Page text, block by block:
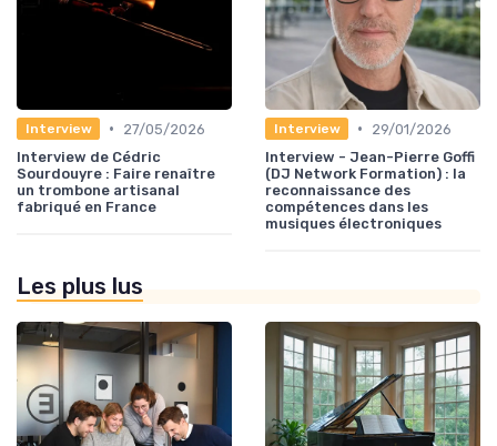
Interview •
27/05/2026
Interview de Cédric
Sourdouyre : Faire renaître
un trombone artisanal
fabriqué en France
Interview •
29/01/2026
Interview - Jean-Pierre Goffi
(DJ Network Formation) : la
reconnaissance des
compétences dans les
musiques électroniques
Les plus lus